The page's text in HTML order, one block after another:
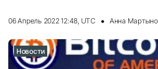
06 Апрель 2022 12:48, UTC Анна
Новости